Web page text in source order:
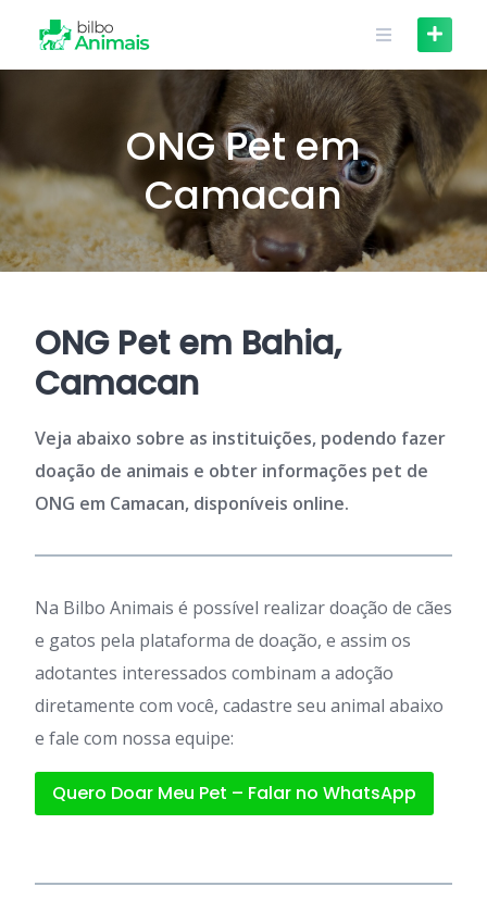
content
ONG Pet em
Camacan
ONG Pet em Bahia,
Camacan
Veja abaixo sobre as instituições, podendo fazer
doação de animais e obter informações pet de
ONG em Camacan, disponíveis online.
Na Bilbo Animais é possível realizar doação de cães
e gatos pela plataforma de doação, e assim os
adotantes interessados combinam a adoção
diretamente com você, cadastre seu animal abaixo
e fale com nossa equipe:
Quero Doar Meu Pet – Falar no WhatsApp